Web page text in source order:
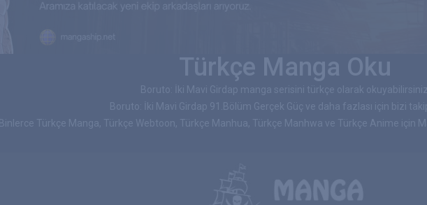
Türkçe Manga Oku
Boruto: İki Mavi Girdap manga serisini türkçe olarak okuyabilirsiniz.
Boruto: İki Mavi Girdap 91.Bölüm Gerçek Güç ve daha fazlası için bizi
Binlerce Türkçe Manga, Türkçe Webtoon, Türkçe Manhua, Türkçe Manhwa ve Türkçe Anime için